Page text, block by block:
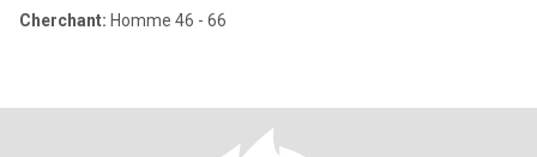
Cherchant: Homme 46 - 66